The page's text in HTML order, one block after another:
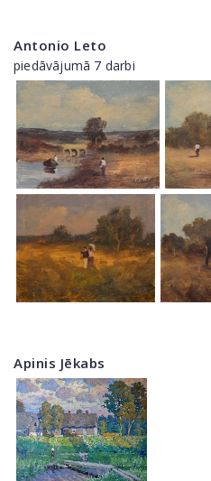
Antonio Leto
piedāvājumā 7 darbi
Apinis Jēkabs